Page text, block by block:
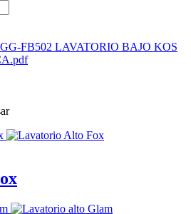
FB502 LAVATORIO BAJO KOS